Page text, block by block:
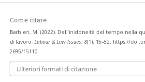
Come citare
Barbieri, M. (2022). Dell’inidoneità del tempo nella
di lavoro. Labour & Law Issues, 8(1), 15–52. https://
2695/15110
Ulteriori formati di citazione